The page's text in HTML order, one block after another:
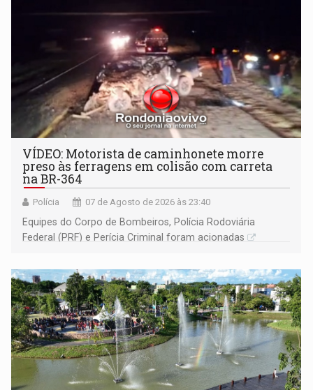
VÍDEO: Motorista de caminhonete morre
preso às ferragens em colisão com carreta
na BR-364
Polícia 07 de Agosto de 2026 às 23:40
Equipes do Corpo de Bombeiros, Polícia Rodoviária
Federal (PRF) e Perícia Criminal foram acionadas